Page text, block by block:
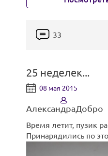
33
25 неделек...
08 мая 2015
АлександраДобро
Время летит, пузик
Принарядились по